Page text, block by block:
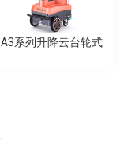
A3系列升降云台轮式